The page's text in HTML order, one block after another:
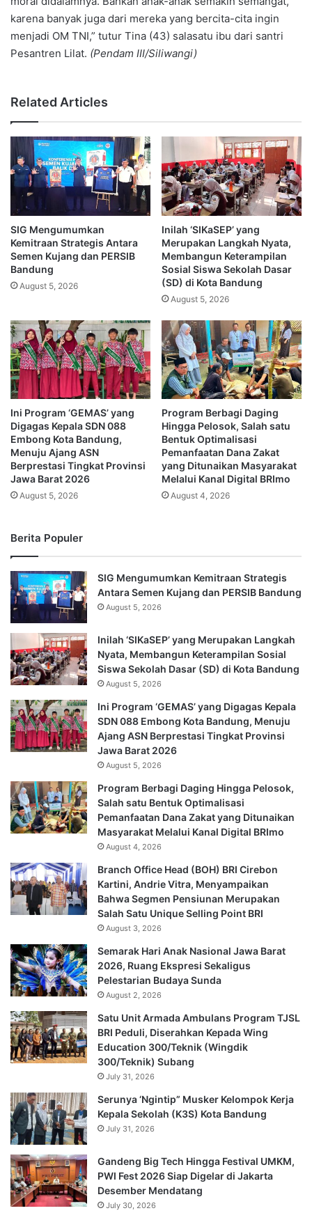
karena banyak juga dari mereka yang bercita-cita ingin
menjadi OM TNI,” tutur Tina (43) salasatu ibu dari santri
Pesantren Lilat. (Pendam III/Siliwangi)
Related Articles
SIG Mengumumkan
Kemitraan Strategis Antara
Semen Kujang dan PERSIB
Bandung
August 5, 2026
Inilah ‘SIKaSEP’ yang
Merupakan Langkah Nyata,
Membangun Keterampilan
Sosial Siswa Sekolah Dasar
(SD) di Kota Bandung
August 5, 2026
Ini Program ‘GEMAS’ yang
Digagas Kepala SDN 088
Embong Kota Bandung,
Menuju Ajang ASN
Berprestasi Tingkat Provinsi
Jawa Barat 2026
August 5, 2026
Program Berbagi Daging
Hingga Pelosok, Salah satu
Bentuk Optimalisasi
Pemanfaatan Dana Zakat
yang Ditunaikan Masyarakat
Melalui Kanal Digital BRImo
August 4, 2026
Berita Populer
SIG Mengumumkan Kemitraan Strategis
Antara Semen Kujang dan PERSIB Bandung
August 5, 2026
Inilah ‘SIKaSEP’ yang Merupakan Langkah
Nyata, Membangun Keterampilan Sosial
Siswa Sekolah Dasar (SD) di Kota Bandung
August 5, 2026
Ini Program ‘GEMAS’ yang Digagas Kepala
SDN 088 Embong Kota Bandung, Menuju
Ajang ASN Berprestasi Tingkat Provinsi
Jawa Barat 2026
August 5, 2026
Program Berbagi Daging Hingga Pelosok,
Salah satu Bentuk Optimalisasi
Pemanfaatan Dana Zakat yang Ditunaikan
Masyarakat Melalui Kanal Digital BRImo
August 4, 2026
Branch Office Head (BOH) BRI Cirebon
Kartini, Andrie Vitra, Menyampaikan
Bahwa Segmen Pensiunan Merupakan
Salah Satu Unique Selling Point BRI
August 3, 2026
Semarak Hari Anak Nasional Jawa Barat
2026, Ruang Ekspresi Sekaligus
Pelestarian Budaya Sunda
August 2, 2026
Satu Unit Armada Ambulans Program TJSL
BRI Peduli, Diserahkan Kepada Wing
Education 300/Teknik (Wingdik
300/Teknik) Subang
July 31, 2026
Serunya ‘Ngintip” Musker Kelompok Kerja
Kepala Sekolah (K3S) Kota Bandung
July 31, 2026
Gandeng Big Tech Hingga Festival UMKM,
PWI Fest 2026 Siap Digelar di Jakarta
Desember Mendatang
July 30, 2026